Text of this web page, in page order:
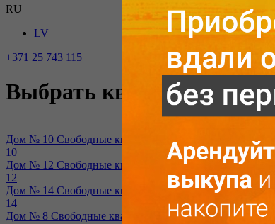
RU
LV
+371 25 743 115
Выбрать квартиру
Дом № 10 Свободные квартиры: 2
10
Дом № 12 Свободные квартиры: 0
12
Дом № 14 Свободные квартиры: 1
14
Дом № 8 Свободные квартиры: 1